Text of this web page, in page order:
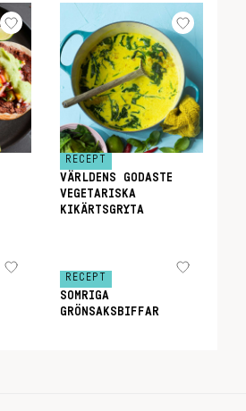
RECEPT
VÄRLDENS GODASTE
VEGETARISKA
KIKÄRTSGRYTA
RECEPT
SOMRIGA
GRÖNSAKSBIFFAR